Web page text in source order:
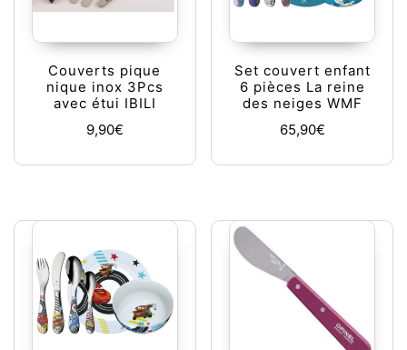
Couverts pique
nique inox 3Pcs
avec étui IBILI
9,90€
Set couvert enfant
6 pièces La reine
des neiges WMF
65,90€